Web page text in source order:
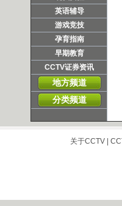
英语辅导
游戏竞技
孕育指南
早期教育
CCTV证券资讯
地方频道
分类频道
关于CCTV|